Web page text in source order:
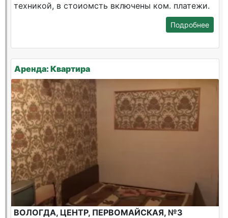
техникой, в стоиомсть включены ком. платежи.
Подробнее
Аренда: Квартира
ВОЛОГДА, ЦЕНТР, ПЕРВОМАЙСКАЯ, №3